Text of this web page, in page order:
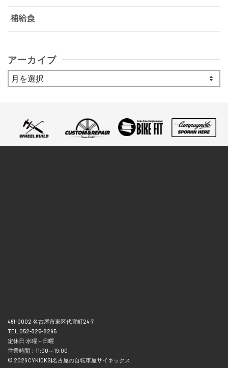
補給食
アーカイブ
ア
ー
461-0002 名古屋市東区代官町24-7
TEL:052-325-8295
定休日:水曜＋日曜
営業時間：11:00～19:00
© 2026 CYKICKS|名古屋の自転車屋サイキックス